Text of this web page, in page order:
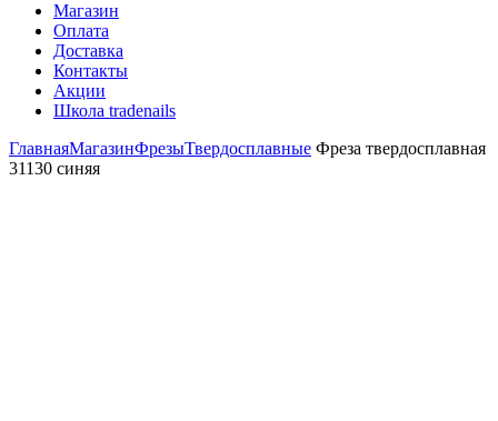
Магазин
Оплата
Доставка
Контакты
Акции
Школа tradenails
ГлавнаяМагазинФрезыТвердосплавные Фреза твердосплавная
31130 синяя